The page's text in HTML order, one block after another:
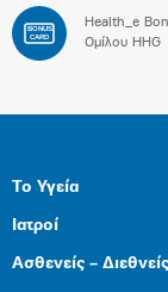
BONUS
CARD
Health_e
Ομίλου HHG
Το Υγεία
Ιατροί
Ασθενείς –